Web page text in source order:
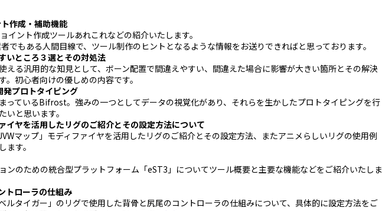
作成・補助機能
イント作成ツールあれこれなどの紹介いたします。
でもある人間目線で、ツール制作のヒントとなるような情報をお送りできればと思っております。
いところ３選とその対処法
える汎用的な知見として、ボーン配置で間違えやすい、間違えた場合に影響が大きい箇所とその解決
。初心者向けの優しめの内容です。
プロトタイピング
っているBifrost。強みの一つとしてデータの視覚化があり、それらを生かしたプロトタイピングを行
いと思います。
イヤを活用したリグのご紹介とその設定方法について
マップ」モディファイヤを活用したリグのご紹介とその設定方法、またアニメらしいリグの使用例
ます。
ンのための統合型プラットフォーム「eST3」についてツール概要と主要な機能などをご紹介いたしま
トローラの仕組み
ルタイガー」のリグで使用した背骨と尻尾のコントローラの仕組みについて、具体的に設定方法をご